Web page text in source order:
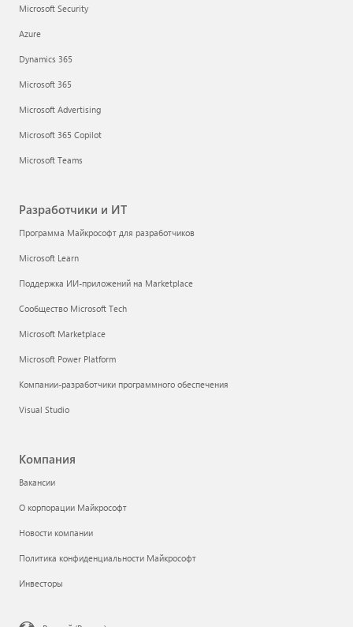
Microsoft Security
Azure
Dynamics 365
Microsoft 365
Microsoft Advertising
Microsoft 365 Copilot
Microsoft Teams
Разработчики и ИТ
Программа Майкрософт для разработчиков
Microsoft Learn
Поддержка ИИ-приложений на Marketplace
Сообщество Microsoft Tech
Microsoft Marketplace
Microsoft Power Platform
Компании-разработчики программного обеспечения
Visual Studio
Компания
Вакансии
О корпорации Майкрософт
Новости компании
Политика конфиденциальности Майкрософт
Инвесторы